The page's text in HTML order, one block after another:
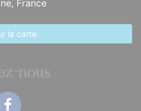
France
la carte
nous